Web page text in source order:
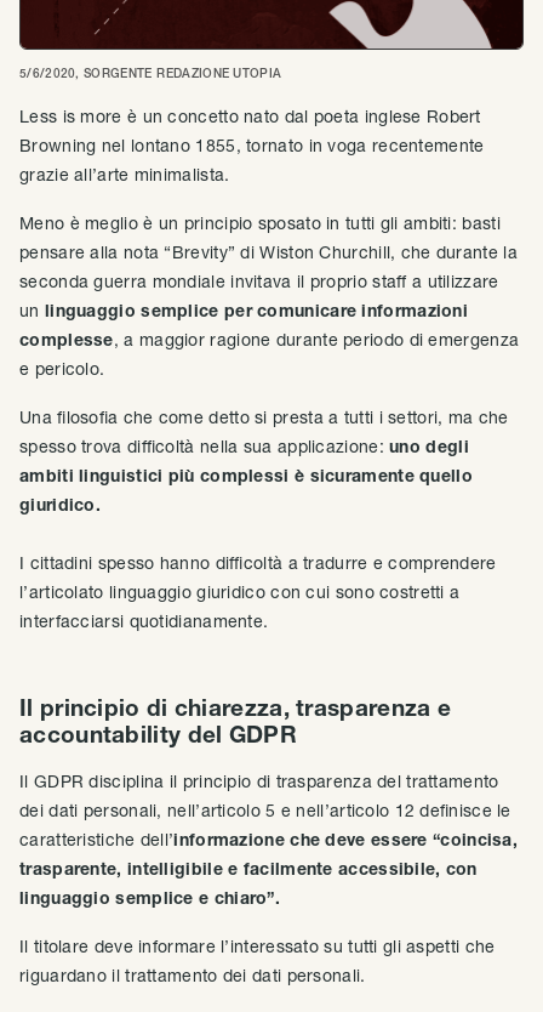
5/6/2020, SORGENTE REDAZIONE UTOPIA
Less is more è un concetto nato dal poeta inglese Robert
Browning nel lontano 1855, tornato in voga recentemente
grazie all’arte minimalista.
Meno è meglio è un principio sposato in tutti gli ambiti: basti
pensare alla nota “Brevity” di Wiston Churchill, che durante la
seconda guerra mondiale invitava il proprio staff a utilizzare
un linguaggio semplice per comunicare informazioni
complesse, a maggior ragione durante periodo di emergenza
e pericolo.
Una filosofia che come detto si presta a tutti i settori, ma che
spesso trova difficoltà nella sua applicazione:uno degli
ambiti linguistici più complessi è sicuramente quello
giuridico.
I cittadini spesso hanno difficoltà a tradurre e comprendere
l’articolato linguaggio giuridico con cui sono costretti a
interfacciarsi quotidianamente.
Il principio di chiarezza, trasparenza e
accountability del GDPR
Il GDPR disciplina il principio di trasparenza del trattamento
dei dati personali, nell’articolo 5 e nell’articolo 12 definisce le
caratteristiche dell’informazione che deve essere “coincisa,
trasparente, intelligibile e facilmente accessibile, con
linguaggio semplice e chiaro”.
Il titolare deve informare l’interessato su tutti gli aspetti che
riguardano il trattamento dei dati personali.